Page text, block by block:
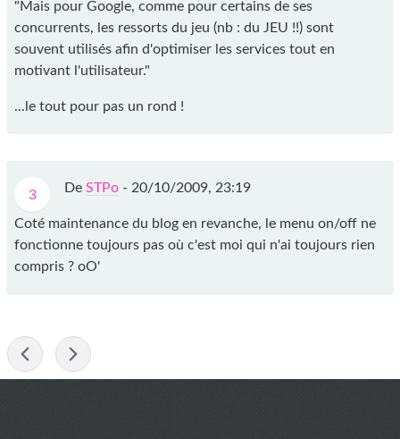
"Mais pour Google, comme pour certains de ses
concurrents, les ressorts du jeu (nb : du JEU !!) sont
souvent utilisés afin d'optimiser les services tout en
motivant l'utilisateur."
...le tout pour pas un rond !
3 De STPo - 20/10/2009, 23:19
Coté maintenance du blog en revanche, le menu on/off ne
fonctionne toujours pas où c'est moi qui n'ai toujours rien
compris ? oO'